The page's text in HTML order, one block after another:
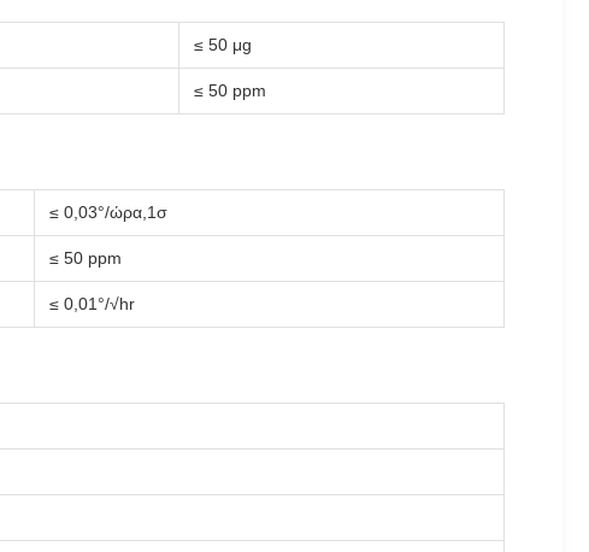
≤ 50 μg
≤ 50 ppm
≤ 0,03°/ώρα,1σ
≤ 50 ppm
≤ 0,01°/√hr